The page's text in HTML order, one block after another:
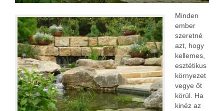
Minden
ember
szeretné
azt, hogy
kellemes,
esztétikus
környezet
vegye őt
körül. Ha
kinéz az